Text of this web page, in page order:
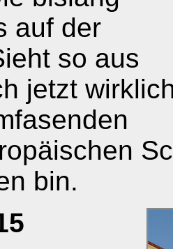
auf der
so aus
jetzt
bin.